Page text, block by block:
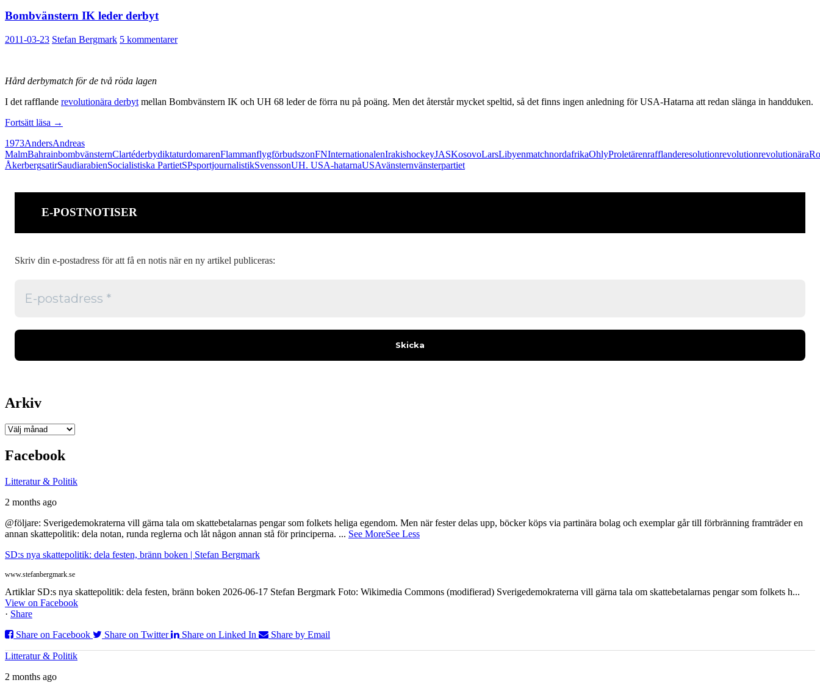
Bombvänstern IK leder derbyt
2011-03-23 Stefan Bergmark 5 kommentarer
Hård derbymatch för de två röda lagen
I det rafflande revolutionära derbyt mellan Bombvänstern IK och UH 68 leder de förra nu på poäng. Men det återstår mycket speltid, så det finns ingen anledning för USA-Hatarna att redan slänga in handduken.
Fortsätt läsa Bombvänstern
leder
derbyt
→
1973AndersAndreas
MalmBahrainbombvänsternClartéderbydiktaturdomarenFlammanflygförbudszonFNInternationalenIrakishockeyJASKosovoLarsLibyenmatchnordafrikaOhlyProletärenrafflanderesolutionrevolutionrevolutionära
ÅkerbergsatirSaudiarabienSocialistiska PartietSPsportjournalistikSvenssonUH. USA-hatarnaUSAvänsternvänsterpartiet
E-POSTNOTISER
Skriv din e-postadress för att få en notis när en ny artikel publiceras:
Arkiv
Arkiv
Facebook
Litteratur & Politik
2 months ago
@följare: Sverigedemokraterna vill gärna tala om skattebetalarnas pengar som folkets heliga egendom. Men när fester delas upp, böcker köps via partinära bolag och exemplar går till förbränning framträder en
annan skattepolitik: dela notan, runda reglerna och låt någon annan stå för principerna. ... See MoreSee Less
SD:s nya skattepolitik: dela festen, bränn boken | Stefan Bergmark
www.stefanbergmark.se
Artiklar SD:s nya skattepolitik: dela festen, bränn boken 2026-06-17 Stefan Bergmark Foto: Wikimedia Commons (modifierad) Sverigedemokraterna vill gärna tala om skattebetalarnas pengar som folkets h...
View on Facebook
· Share
Share on Facebook
Share on Twitter Share on Linked In Share by Email
Litteratur & Politik
2 months ago